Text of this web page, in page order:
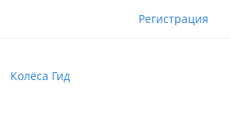
Регистрация
Колёса Гид